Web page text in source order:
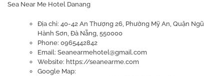
Sea Near Me Hotel Danang
Địa chỉ: 40-42 An Thượng 26, Phường Mỹ An, Quận Ngũ
Hành Sơn, Đà Nẵng, 550000
Phone: 0965442842
Email: Seanearmehotel@gmail.com
Website: https://seanearme.com
Google Map: